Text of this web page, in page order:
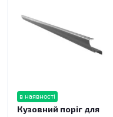
в наявності
Кузовний поріг для